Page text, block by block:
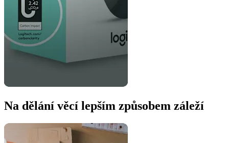
Na dělání věcí lepším způsobem záleží